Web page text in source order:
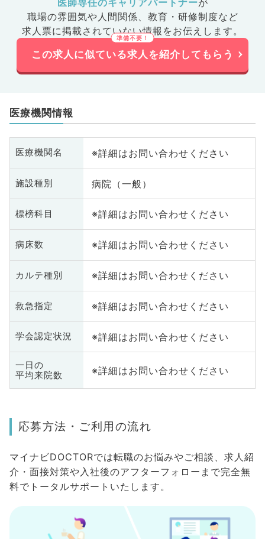
職場の雰囲気や人間関係、 教育・研修制度など
求人票に掲載されていない情報をお伝えします。
この求人に似ている求人を紹介してもらう
医療機関情報
医療機関名 ※詳細はお問い合わせください
施設種別 病院（一般）
標榜科目 ※詳細はお問い合わせください
病床数 ※詳細はお問い合わせください
カルテ種別 ※詳細はお問い合わせください
救急指定 ※詳細はお問い合わせください
学会認定状況 ※詳細はお問い合わせください
一日の
平均来院数
※詳細はお問い合わせください
応募方法・ご利用の流れ
マイナビDOCTORでは転職のお悩みやご相談、求人紹
介・面接対策や入社後のアフターフォローまで完全無
料でトータルサポートいたします。